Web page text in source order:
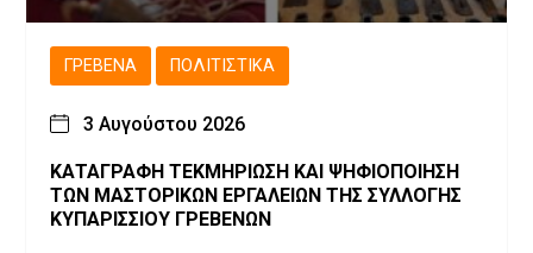
ΓΡΕΒΕΝΆ ΠΟΛΙΤΙΣΤΙΚΆ
3 Αυγούστου 2026
ΚΑΤΑΓΡΑΦΗ ΤΕΚΜΗΡΙΩΣΗ ΚΑΙ ΨΗΦΙΟΠΟΙΗΣΗ
ΤΩΝ ΜΑΣΤΟΡΙΚΩΝ ΕΡΓΑΛΕΙΩΝ ΤΗΣ ΣΥΛΛΟΓΗΣ
ΚΥΠΑΡΙΣΣΙΟΥ ΓΡΕΒΕΝΩΝ